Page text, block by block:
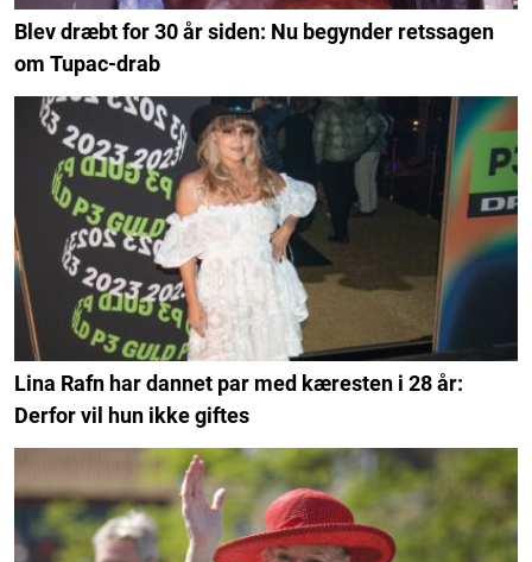
Blev dræbt for 30 år siden: Nu begynder retssagen
om Tupac-drab
Lina Rafn har dannet par med kæresten i 28 år:
Derfor vil hun ikke giftes